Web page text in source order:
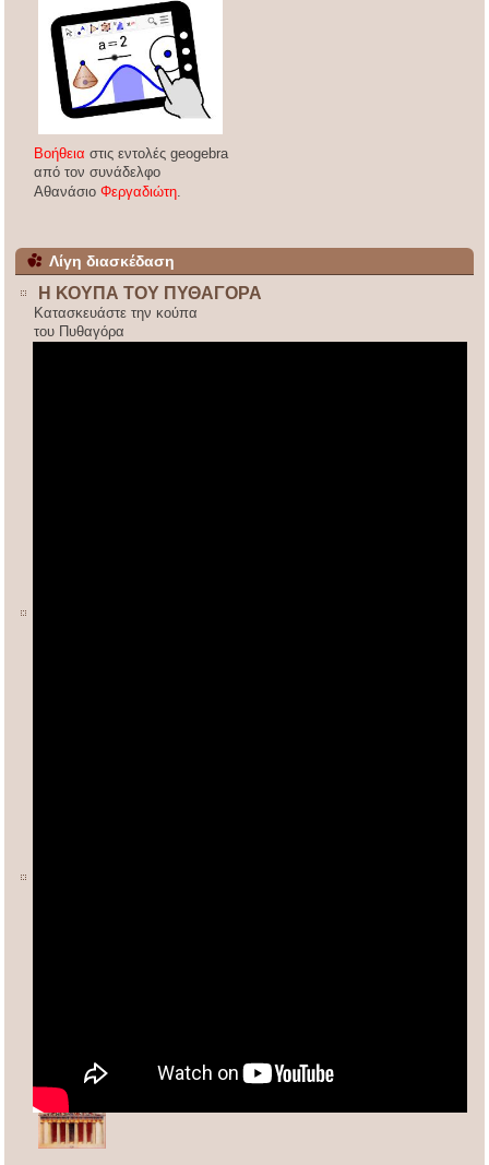
Βοήθειαστις εντολές geogebra
από τον συνάδελφο
ΑθανάσιοΦεργαδιώτη
Λίγη διασκέδαση
Η ΚΟΥΠΑ ΤΟΥ ΠΥΘΑΓΟΡΑ
Κατασκευάστε την κούπα
του Πυθαγόρα
asxetos.gr